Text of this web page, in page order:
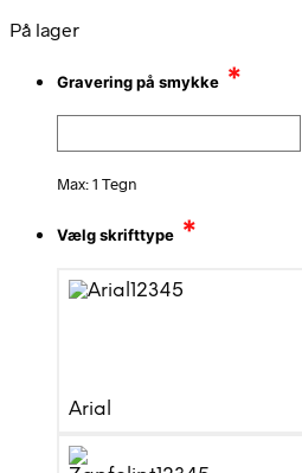
På lager
Gravering på smykke *
Max: 1 Tegn
Vælg skrifttype *
Arial